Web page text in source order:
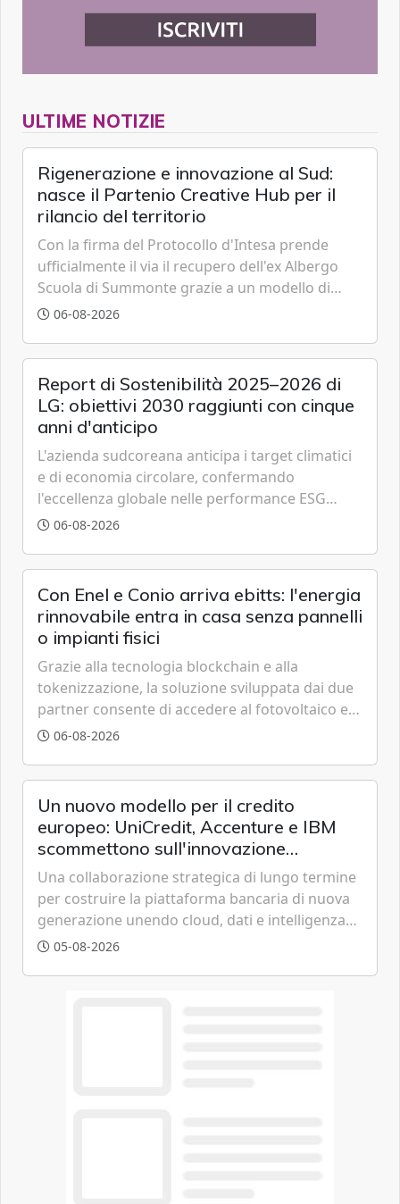
ULTIME NOTIZIE
Rigenerazione e innovazione al Sud:
nasce il Partenio Creative Hub per il
rilancio del territorio
Con la firma del Protocollo d'Intesa prende
ufficialmente il via il recupero dell'ex Albergo
Scuola di Summonte grazie a un modello di
partenariato pubblico-privato e a una rete di
06-08-2026
Report di Sostenibilità 2025–2026 di
LG: obiettivi 2030 raggiunti con cinque
anni d'anticipo
L'azienda sudcoreana anticipa i target climatici
e di economia circolare, confermando
l'eccellenza globale nelle performance ESG
grazie a innovazione, accessibilità e governance
06-08-2026
Con Enel e Conio arriva ebitts: l'energia
rinnovabile entra in casa senza pannelli
o impianti fisici
Grazie alla tecnologia blockchain e alla
tokenizzazione, la soluzione sviluppata dai due
partner consente di accedere al fotovoltaico e
all'eolico ottenendo risparmi diretti in bolletta,
06-08-2026
Un nuovo modello per il credito
europeo: UniCredit, Accenture e IBM
scommettono sull'innovazione
tecnologica
Una collaborazione strategica di lungo termine
per costruire la piattaforma bancaria di nuova
generazione unendo cloud, dati e intelligenza
artificiale.
05-08-2026